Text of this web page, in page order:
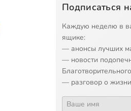
12
14
Подписаться
Каждую неделю в
ящике:
— анонсы лучших
— новости
— разговор о